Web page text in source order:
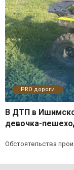
PRO дороги
В ДТП в
девочка-
Обстоятельства